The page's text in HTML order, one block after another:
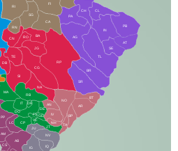
RI
FI
SG
BA
CA
PA
CH CL
PB
SE
TL
AG
BR
SR
BT
AR
RP
RO
JG
CG
SI
NA
TA
NH
JT
RB
MA
IT
DR
DO
CP
JU
NV
IQ
PP
LC
AM
AB
DB
TE
CS
IG
IN
NO
BP
RN
CN
AN
IV
FS
VC
GD
DE
AT